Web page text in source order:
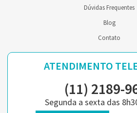
Dúvidas Frequentes
Blog
Contato
ATENDIMENTO
(11) 2189-
Segunda a sexta das